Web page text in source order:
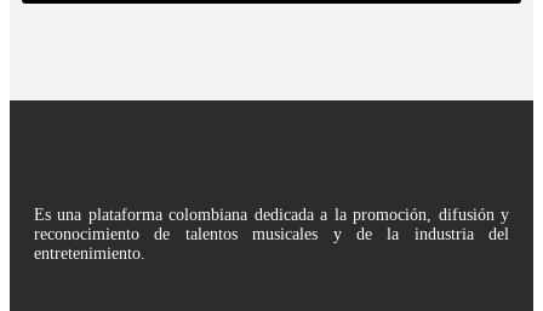
Es una plataforma colombiana dedicada a la promoción, difusión y
reconocimiento de talentos musicales y de la industria del
entretenimiento.